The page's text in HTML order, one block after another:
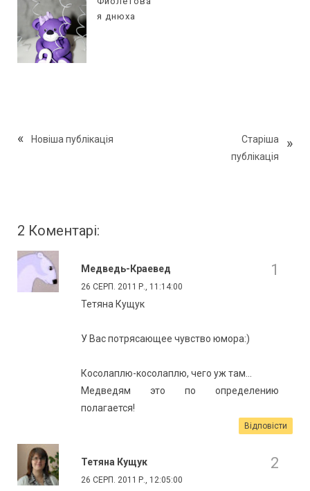
я днюха
Новіша публікація
Старіша
публікація
2 Коментарі:
Медведь-Краевед
26 СЕРП. 2011 Р., 11:14:00
Тетяна Кущук
У Вас потрясающее чувство юмора:)
Косолаплю-косолаплю, чего уж там...
Медведям это по определению
полагается!
Відповісти
Тетяна Кущук
26 СЕРП. 2011 Р., 12:05:00